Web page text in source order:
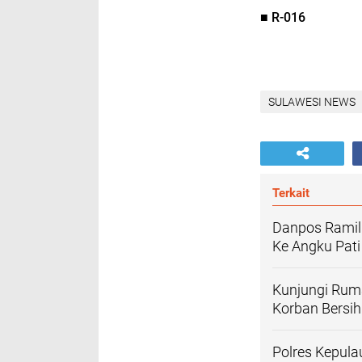
■ R-016
SULAWESI NEWS
Terkait
Danpos
Ke Angku Pati
Kunjungi
Korban
Polres